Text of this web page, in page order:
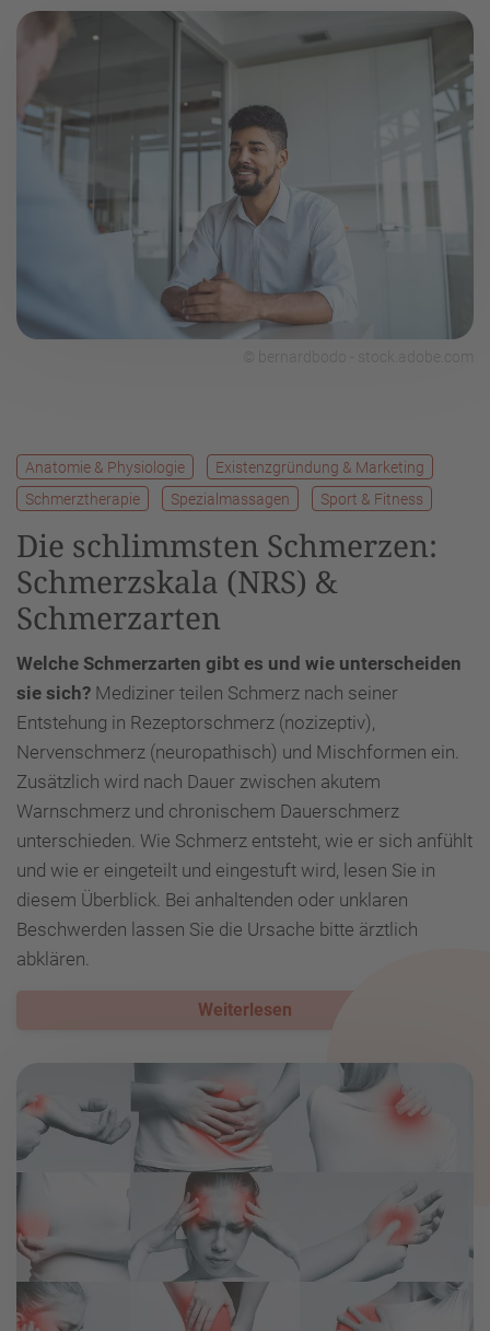
Anatomie & Physiologie
Existenzgründung & Marketing
Schmerztherapie
Spezialmassagen Sport & Fitness
Die schlimmsten Schmerzen:
Schmerzskala (NRS) &
Schmerzarten
Welche Schmerzarten gibt es und wie unterscheiden
sie sich? Mediziner teilen Schmerz nach seiner
Entstehung in Rezeptorschmerz (nozizeptiv),
Nervenschmerz (neuropathisch) und Mischformen ein.
Zusätzlich wird nach Dauer zwischen akutem
Warnschmerz und chronischem Dauerschmerz
unterschieden. Wie Schmerz entsteht, wie er sich anfühlt
und wie er eingeteilt und eingestuft wird, lesen Sie in
diesem Überblick. Bei anhaltenden oder unklaren
Beschwerden lassen Sie die Ursache bitte ärztlich
abklären.
Weiterlesen